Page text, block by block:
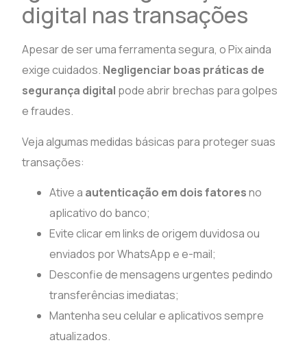
digital nas transações
Apesar de ser uma ferramenta segura, o Pix ainda
exige cuidados. Negligenciar boas práticas de
segurança digital pode abrir brechas para golpes
e fraudes.
Veja algumas medidas básicas para proteger suas
transações:
Ative a autenticação em dois fatoresno
aplicativo do banco;
Evite clicar em links de origem duvidosa ou
enviados por WhatsApp e e-mail;
Desconfie de mensagens urgentes pedindo
transferências imediatas;
Mantenha seu celular e aplicativos sempre
atualizados.